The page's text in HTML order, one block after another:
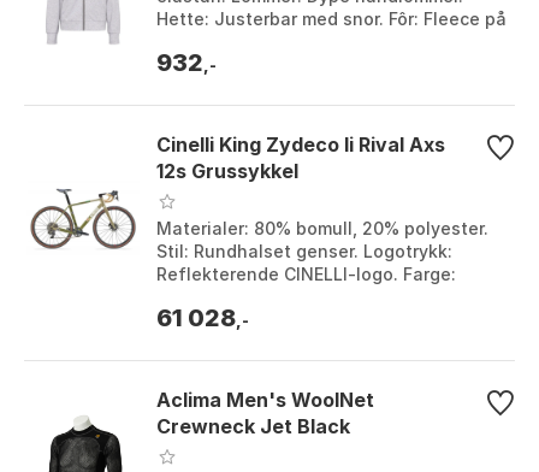
Hette: Justerbar med snor. Fôr: Fleece på
blu...
932 ,-
Cinelli King Zydeco Ii Rival Axs
12s Grussykkel
Materialer: 80% bomull, 20% polyester.
Stil: Rundhalset genser. Logotrykk:
Reflekterende CINELLI-logo. Farge:
Størrelse: 47,...
61 028 ,-
Aclima Men's WoolNet
Crewneck Jet Black